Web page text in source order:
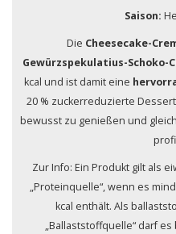
Saison:
Die Cheesecake-
Gewürzspekulatius-Schoko-
kcal und ist damit eine
20 % zuckerreduzierte
bewusst zu genießen und
Zur Info: Ein Produkt gilt als
„Proteinquelle“, wenn es
kcal enthält. Als
„Ballaststoffquelle“ darf